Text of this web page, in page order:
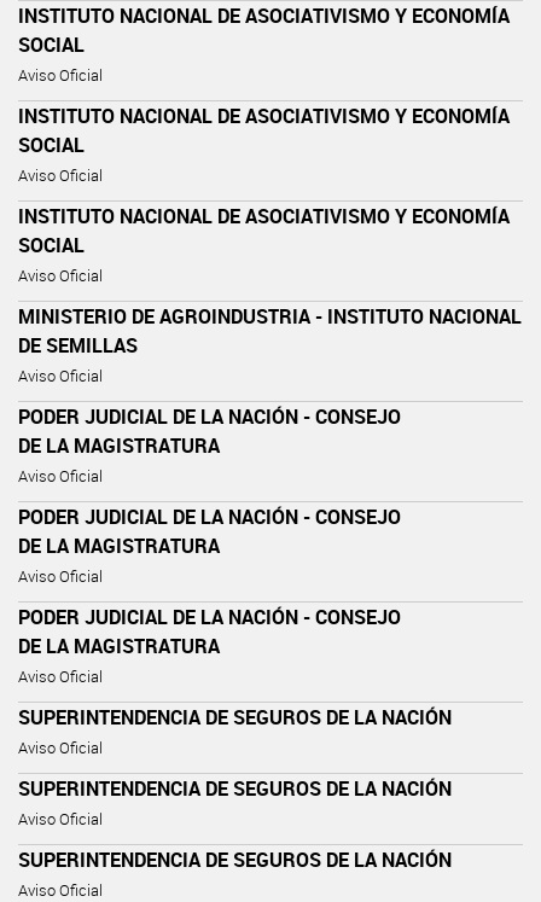
INSTITUTO NACIONAL DE ASOCIATIVISMO Y ECONOMÍA
SOCIAL
Aviso Oficial
INSTITUTO NACIONAL DE ASOCIATIVISMO Y ECONOMÍA
SOCIAL
Aviso Oficial
INSTITUTO NACIONAL DE ASOCIATIVISMO Y ECONOMÍA
SOCIAL
Aviso Oficial
MINISTERIO DE AGROINDUSTRIA - INSTITUTO NACIONAL
DE SEMILLAS
Aviso Oficial
PODER JUDICIAL DE LA NACIÓN - CONSEJO
DE LA MAGISTRATURA
Aviso Oficial
PODER JUDICIAL DE LA NACIÓN - CONSEJO
DE LA MAGISTRATURA
Aviso Oficial
PODER JUDICIAL DE LA NACIÓN - CONSEJO
DE LA MAGISTRATURA
Aviso Oficial
SUPERINTENDENCIA DE SEGUROS DE LA NACIÓN
Aviso Oficial
SUPERINTENDENCIA DE SEGUROS DE LA NACIÓN
Aviso Oficial
SUPERINTENDENCIA DE SEGUROS DE LA NACIÓN
Aviso Oficial